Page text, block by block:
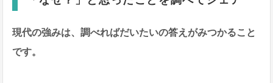
現代の強みは、調べればだいたいの答えがみつかること
です。